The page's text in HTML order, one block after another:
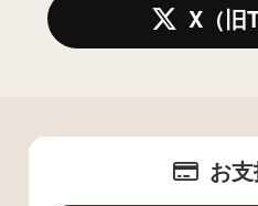
X（旧
お